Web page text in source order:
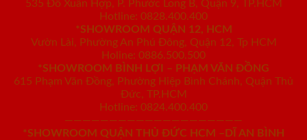
535 Đỗ Xuân Hợp, P. Phước Long B, Quận 9, TP.HCM
Hotline: 0828.400.400
*SHOWROOM QUẬN 12, HCM
Vườn Lài, Phường An Phú Đông, Quận 12, Tp HCM
Holine: 0886.500.500
*SHOWROOM BÌNH LỢI – PHẠM VĂN ĐỒNG
615 Phạm Văn Đồng, Phường Hiệp Bình Chánh, Quận Thủ
Đức, TP.HCM
Hotline: 0824.400.400
————————————————————
*SHOWROOM QUẬN THỦ ĐỨC HCM –DĨ AN BÌNH